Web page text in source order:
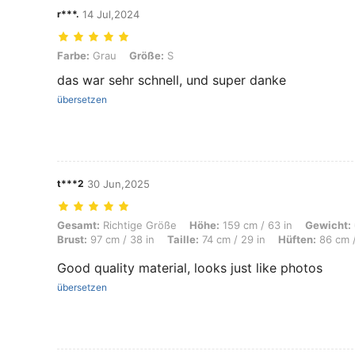
r***. 14 Jul,2024
Farbe: Grau, Größe: S
Farbe: Grau Größe: S
das war sehr schnell, und super danke
übersetzen
t***2 30 Jun,2025
Gesamt: Richtige Größe, Höhe: 159 cm / 63 in, Gewicht: 60 kg /
Gesamt: Richtige Größe Höhe: 159 cm / 63 in Gewicht:
Brust: 97 cm / 38 in Taille: 74 cm / 29 in Hüften: 86 cm
Good quality material, looks just like photos
übersetzen